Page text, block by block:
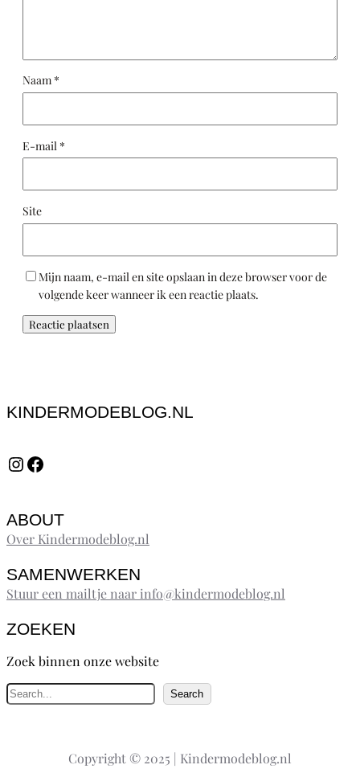
Naam *
E-mail *
Site
Mijn naam, e-mail en site opslaan in deze browser voor de
volgende keer wanneer ik een reactie plaats.
KINDERMODEBLOG.NL
InstagramFacebook
ABOUT
Over Kindermodeblog.nl
SAMENWERKEN
Stuur een mailtje naar info@kindermodeblog.nl
ZOEKEN
Zoek binnen onze website
Z
o
e
Search
Copyright © 2025 | Kindermodeblog.nl